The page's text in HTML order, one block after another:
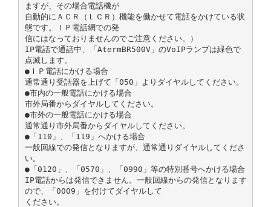
ますが、その場合電話機が
自動的にＡＣＲ（ＬＣＲ）機能を働かせて電話をかけている状
態です。ＩＰ電話網での発
信にはなっておりませんのでご注意ください。）
IP電話で通話中、「AtermBR500V」のVoIPランプは緑色で
点滅します。
●ＩＰ電話にかける場合
通常通り受話器を上げて「050」よりダイヤルしてください。
●市内の一般電話にかける場合
市外局番からダイヤルしてください。
●市外の一般電話にかける場合
通常通り市外局番からダイヤルしてください。
●「110」、「119」へかける場合
一般回線での発信となりますが、通常通りダイヤルしてくださ
い。
●「0120」、「0570」、「0990」等の特別番号へかける場合
IP電話からは発信できません。一般回線からの発信となります
ので、「0009」を付けてダイヤルして
ください。